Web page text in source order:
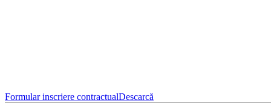
Formular inscriere contractualDescarcă